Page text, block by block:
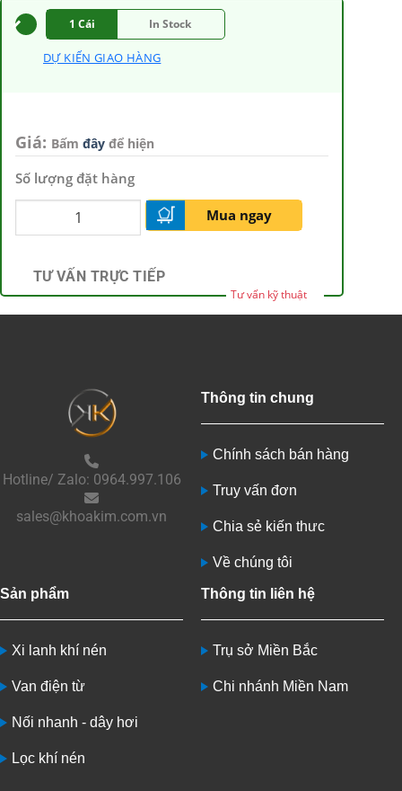
1 Cái In Stock
DỰ KIẾN GIAO HÀNG
Giá: Bấm đây để hiện
Số lượng đặt hàng
Mua ngay
TƯ VẤN TRỰC TIẾP
Tư vấn kỹ thuật
Hotline/ Zalo: 0964.997.106
sales@khoakim.com.vn
Thông tin chung
Chính sách bán hàng
Truy vấn đơn
Chia sẻ kiến thưc
Về chúng tôi
Sản phẩm
Xi lanh khí nén
Van điện từ
Nối nhanh - dây hơi
Lọc khí nén
Thông tin liên hệ
Trụ sở Miền Bắc
Chi nhánh Miền Nam